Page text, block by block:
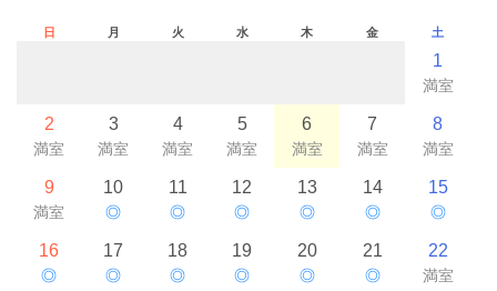
日 月 火 水 木 金 土
1
満室
2
満室
3
満室
4
満室
5
満室
6
満室
7
満室
8
満室
9
満室
10
◎
11
◎
12
◎
13
◎
14
◎
15
◎
16
◎
17
◎
18
◎
19
◎
20
◎
21
◎
22
満室